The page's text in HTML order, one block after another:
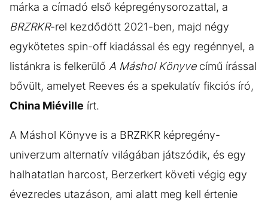
márka a címadó első képregénysorozattal, a
BRZRKR-rel kezdődött 2021-ben, majd négy
egykötetes spin-off kiadással és egy regénnyel, a
listánkra is felkerülő A Máshol Könyvecímű írással
bővült, amelyet Reeves és a spekulatív fikciós író,
China Miéville írt.
A Máshol Könyve is a BRZRKR képregény-
univerzum alternatív világában játszódik, és egy
halhatatlan harcost, Berzerkert követi végig egy
évezredes utazáson, ami alatt meg kell értenie